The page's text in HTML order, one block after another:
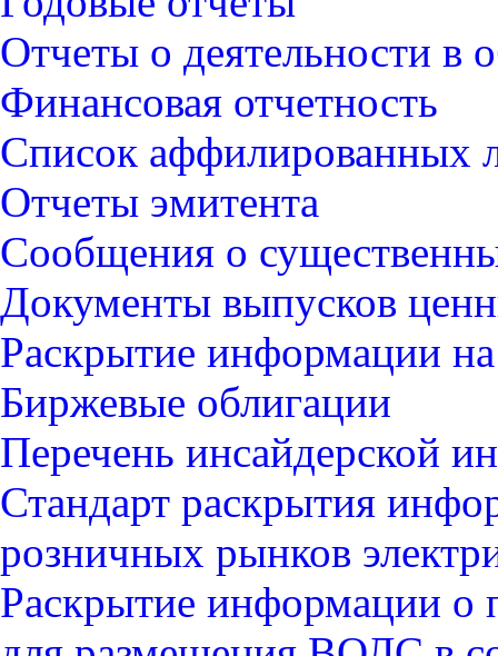
Отчеты о деятельности в
Финансовая отчетность
Список аффилированных
Отчеты эмитента
Сообщения о
Документы выпусков
Раскрытие информации
Биржевые облигации
Перечень инсайдерской
Стандарт раскрытия
розничных рынков
Раскрытие информации о